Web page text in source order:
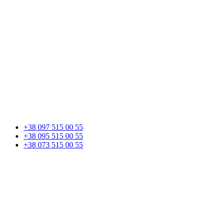
+38 097 515 00 55
+38 095 515 00 55
+38 073 515 00 55